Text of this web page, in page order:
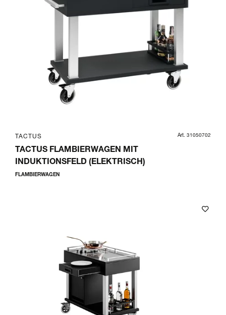
TACTUS Art. 31050702
TACTUS FLAMBIERWAGEN MIT
INDUKTIONSFELD (ELEKTRISCH)
FLAMBIERWAGEN